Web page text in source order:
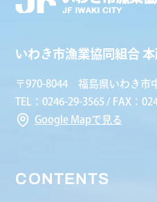
いわき市漁業協同組合
〒970-8044 福島県いわき市
TEL：0246-29-3565 / FAX：
Google Mapで見る
CONTENTS